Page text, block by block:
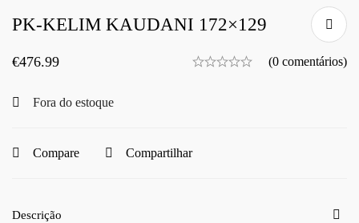
PK-KELIM KAUDANI 172×129
€476.99 (0 comentários)
Fora do estoque
Compare Compartilhar
Descrição